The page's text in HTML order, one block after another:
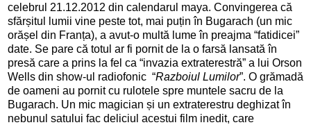
celebrul 21.12.2012 din calendarul maya. Convingerea că
sfărșitul lumii vine peste tot, mai puțin în Bugarach (un mic
orășel din Franța), a avut-o multă lume în preajma “fatidicei”
date. Se pare că totul ar fi pornit de la o farsă lansată în
presă care a prins la fel ca “invazia extraterestră” a lui Orson
Wells din show-ul radiofonic “Razboiul Lumilor”. O grămadă
de oameni au pornit cu rulotele spre muntele sacru de la
Bugarach. Un mic magician și un extraterestru deghizat în
nebunul satului fac deliciul acestui film inedit, care